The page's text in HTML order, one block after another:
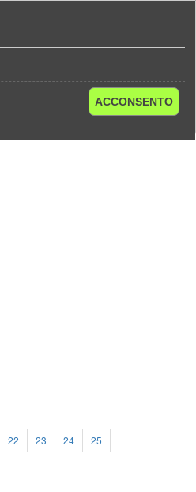
ACCONSENTO
22 23 24
25